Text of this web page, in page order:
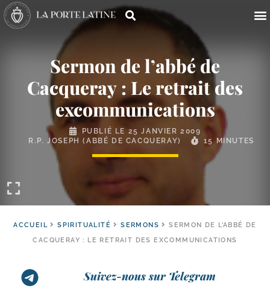
Sermon de l’abbé de
Cacqueray : Le retrait des
excommunications
PUBLIÉ LE 25 JANVIER 2009
R.P. JOSEPH (ABBÉ DE CACQUERAY)
15 MINUTES
ACCUEIL SPIRITUALITÉ SERMONS
SERMON DE L’ABBÉ DE
CACQUERAY : LE RETRAIT DES EXCOMMUNICATIONS
Suivez-nous sur Telegram